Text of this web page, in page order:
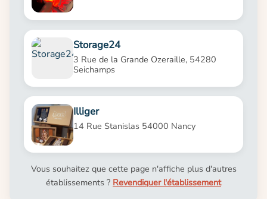
Storage24
3 Rue de la Grande Ozeraille, 54280
Seichamps
Illiger
14 Rue Stanislas 54000 Nancy
Vous souhaitez que cette page n'affiche plus d'autres
établissements ? Revendiquer l'établissement